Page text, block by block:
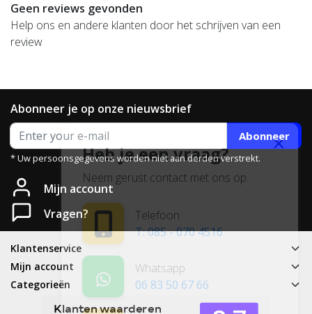
Geen reviews gevonden
Help ons en andere klanten door het schrijven van een
review
Abonneer je op onze nieuwsbrief
Abonneer
* Uw persoonsgegevens worden niet aan derden verstrekt.
Mijn account
Vragen?
Klantenservice
Mijn account
Categorieën
Heb je een vraag?
Neem gerust contact met ons op.
Telefoon
T: 085 - 070 4516
Whatsapp
06 83 50 67 66